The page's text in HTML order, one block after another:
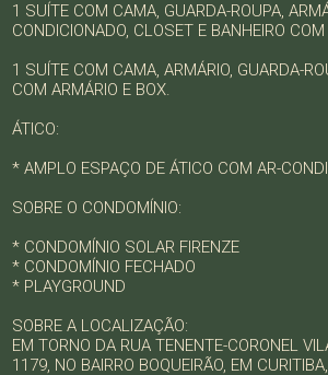
1 SUÍTE COM CAMA, GUARDA-ROUPA,
CONDICIONADO, CLOSET E BANHEIRO
1 SUÍTE COM CAMA, ARMÁRIO, GUARDA-
COM ARMÁRIO E BOX.
ÁTICO:
* AMPLO ESPAÇO DE ÁTICO COM AR-
SOBRE O CONDOMÍNIO:
* CONDOMÍNIO SOLAR FIRENZE
* CONDOMÍNIO FECHADO
* PLAYGROUND
SOBRE A LOCALIZAÇÃO:
EM TORNO DA RUA TENENTE-CORONEL
1179, NO BAIRRO BOQUEIRÃO, EM